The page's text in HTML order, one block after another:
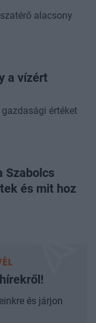
alacsony
a vízért
értéket
Szabolcs
és mit hoz
és járjon